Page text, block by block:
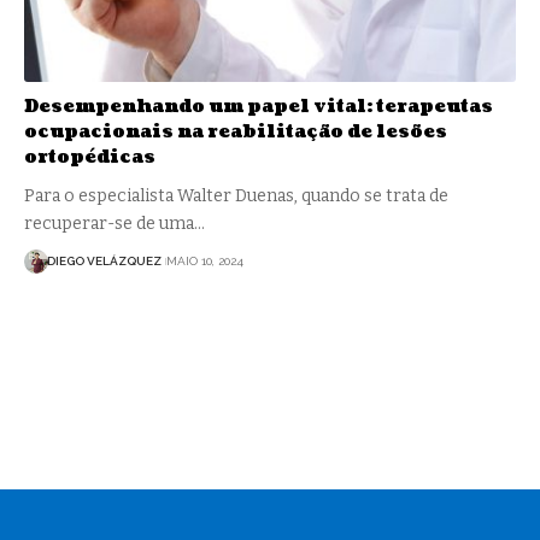
Desempenhando um papel vital: terapeutas
ocupacionais na reabilitação de lesões
ortopédicas
Para o especialista Walter Duenas, quando se trata de
recuperar-se de uma…
DIEGO VELÁZQUEZ MAIO 10, 2024